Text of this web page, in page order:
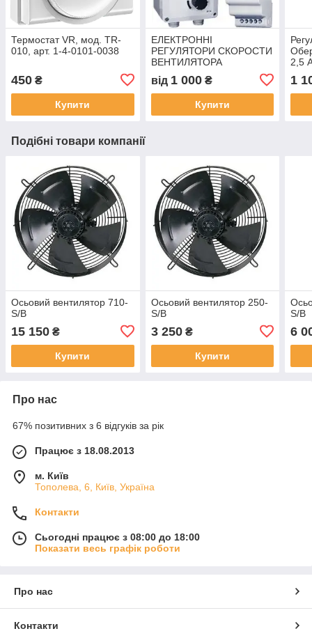
Термостат VR, мод. TR-
010, арт. 1-4-0101-0038
450 ₴
Купити
ЕЛЕКТРОННІ
РЕГУЛЯТОРИ СКОРОСТИ
ВЕНТИЛЯТОРА
від 1 000₴
Купити
2,5
1
Подібні товари компанії
Осьовий вентилятор 710-
S/B
15 150 ₴
Купити
Осьовий вентилятор 250-
S/B
3 250₴
Купити
S/B
6
Про нас
67% позитивних з 6 відгуків за рік
Працює з 18.08.2013
м. Київ
Тополева, 6, Київ, Україна
Контакти
Сьогодні працює з 08:00 до 18:00
Показати весь графік роботи
Про нас
Контакти